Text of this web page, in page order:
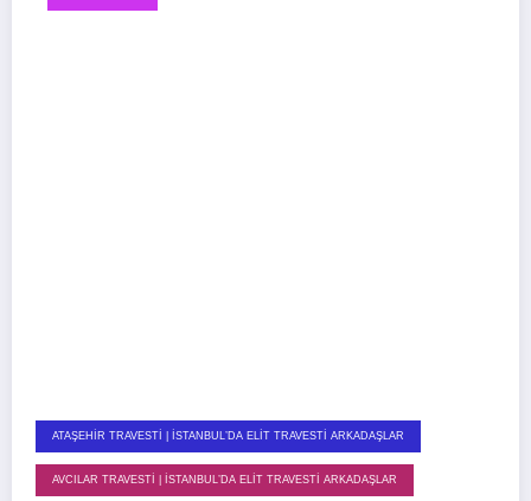
ATAŞEHIR TRAVESTI | İSTANBUL’DA ELIT TRAVESTI ARKADAŞLAR
AVCILAR TRAVESTI | İSTANBUL’DA ELIT TRAVESTI ARKADAŞLAR